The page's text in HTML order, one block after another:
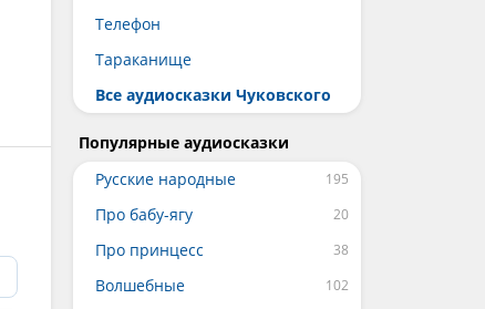
Телефон
Тараканище
Все аудиосказки Чуковского
Популярные аудиосказки
Русские народные
Про бабу-ягу
Про принцесс
Волшебные